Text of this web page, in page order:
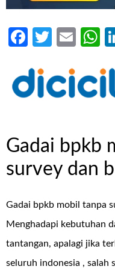
Facebook
Twitter
Gadai bpkb
survey dan
Gadai bpkb mobil tanpa
Menghadapi kebutuhan
tantangan, apalagi jika
seluruh indonesia , salah